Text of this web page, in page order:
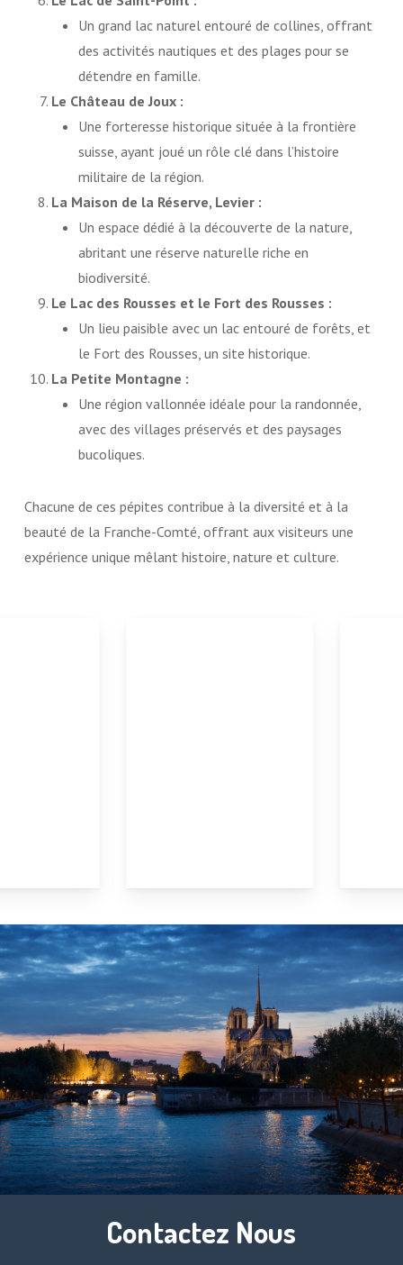
Un grand lac naturel entouré de collines, offrant
des activités nautiques et des plages pour se
détendre en famille.
Le Château de Joux :
Une forteresse historique située à la frontière
suisse, ayant joué un rôle clé dans l’histoire
militaire de la région.
La Maison de la Réserve, Levier :
Un espace dédié à la découverte de la nature,
abritant une réserve naturelle riche en
biodiversité.
Le Lac des Rousses et le Fort des Rousses :
Un lieu paisible avec un lac entouré de forêts, et
le Fort des Rousses, un site historique.
La Petite Montagne :
Une région vallonnée idéale pour la randonnée,
avec des villages préservés et des paysages
bucoliques.
Chacune de ces pépites contribue à la diversité et à la
beauté de la Franche-Comté, offrant aux visiteurs une
expérience unique mêlant histoire, nature et culture.
Contactez Nous